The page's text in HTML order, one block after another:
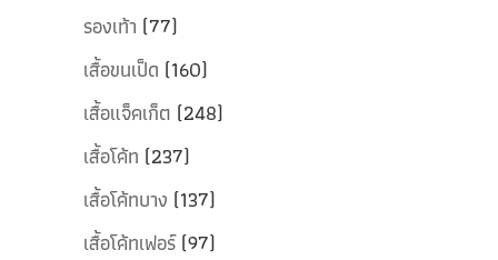
รองเท้า (77)
เสื้อขนเป็ด (160)
เสื้อแจ็คเก็ต (248)
เสื้อโค้ท (237)
เสื้อโค้ทบาง (137)
เสื้อโค้ทเฟอร์ (97)